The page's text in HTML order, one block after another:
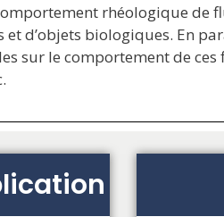
rhéologique de
d’objets biologiques. En
sur le comportement de